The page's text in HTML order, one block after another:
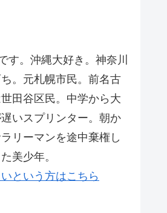
す。沖縄大好き。神奈川
。元札幌市民。前名古
田谷区民。中学から大
いスプリンター。朝か
リーマンを途中棄権し
美少年。
という方はこちら